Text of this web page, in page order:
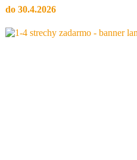
do 30.4.2026